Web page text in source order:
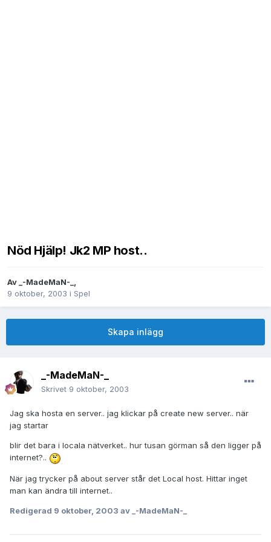
Nöd Hjälp! Jk2 MP host..
Av_-MadeMaN-_,
9 oktober, 2003 i Spel
Skapa inlägg
_-MadeMaN-_
Skrivet 9 oktober, 2003
Jag ska hosta en server.. jag klickar på create new server.. när
jag startar
blir det bara i locala nätverket.. hur tusan görman så den ligger på
internet?..
När jag trycker på about server står det Local host. Hittar inget
man kan ändra till internet..
Redigerad 9 oktober, 2003 av _-MadeMaN-_